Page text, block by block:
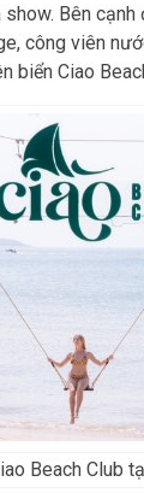
Bên
công viên
biển Ciao
Beach Club